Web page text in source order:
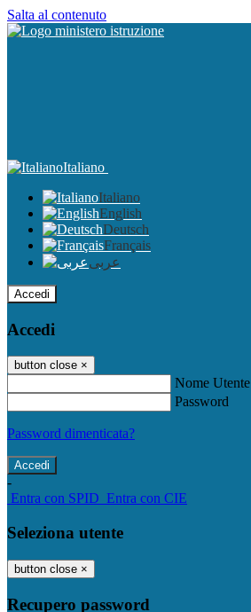
Salta al contenuto
Italiano
Italiano
English
Deutsch
Français
عربى
Accedi
Accedi
button close ×
Nome Utente
Password
Password dimenticata?
-
Entra con SPID Entra con CIE
Seleziona utente
button close ×
Recupero password